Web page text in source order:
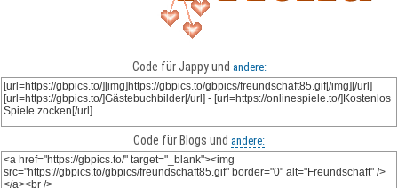
Code für Jappy und andere:
Code für Blogs und andere: